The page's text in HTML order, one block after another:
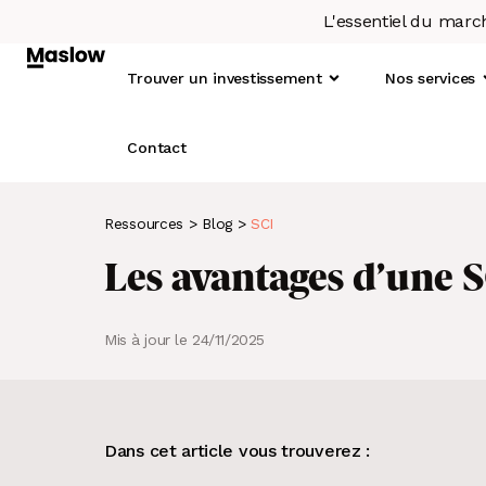
L'essentiel du
Trouver un investissement Nos services
Contact
Ressources > Blog>SCI
Les avantages
Mis à jour le 24/11/2025
Dans cet article vous trouverez :